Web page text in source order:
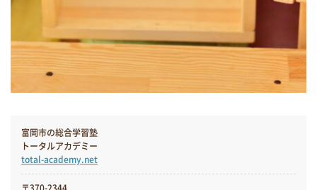
富岡市の総合学習塾
トータルアカデミー
total-academy.net